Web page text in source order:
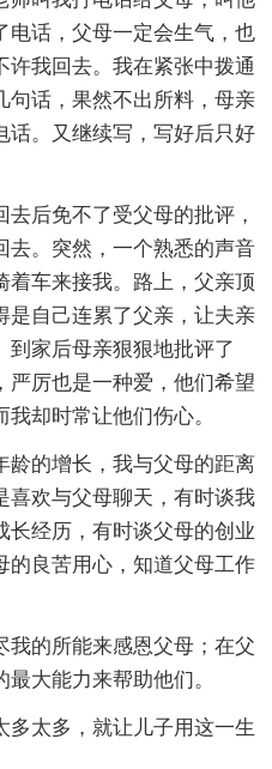
电话，父母一定会生气，也
许我回去。我在紧张中拨通
句话，果然不出所料，母亲
话。又继续写，写好后只好
后免不了受父母的批评，
去。突然，一个熟悉的声音
着车来接我。路上，父亲顶
是自己连累了父亲，让夫亲
到家后母亲狠狠地批评了
严厉也是一种爱，他们希望
却时常让他们伤心。
龄的增长，我与父母的距离
喜欢与父母聊天，有时谈我
长经历，有时谈父母的创业
的良苦用心，知道父母工作
我的所能来感恩父母；在父
大能力来帮助他们。
多太多，就让儿子用这一生